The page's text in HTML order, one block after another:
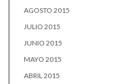
AGOSTO 2015
JULIO 2015
JUNIO 2015
MAYO 2015
ABRIL 2015